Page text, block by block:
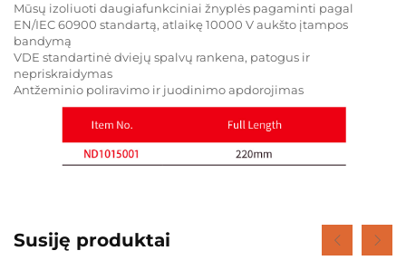
Mūsų izoliuoti daugiafunkciniai žnyplės pagaminti pagal
EN/IEC 60900 standartą, atlaikę 10000 V aukšto įtampos
bandymą
VDE standartinė dviejų spalvų rankena, patogus ir
nepriskraidymas
Antžeminio poliravimo ir juodinimo apdorojimas
Susiję produktai